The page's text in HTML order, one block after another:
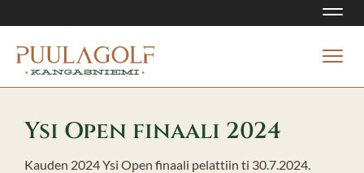
Ysi Open finaali 2024
Kauden 2024 Ysi Open finaali pelattiin ti 30.7.2024.